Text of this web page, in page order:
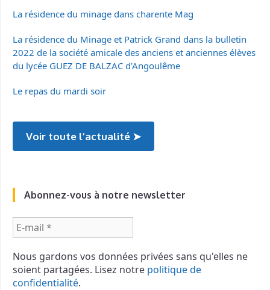
La résidence du minage dans charente Mag
La résidence du Minage et Patrick Grand dans la bulletin
2022 de la société amicale des anciens et anciennes élèves
du lycée GUEZ DE BALZAC d’Angoulême
Le repas du mardi soir
Voir toute l’actualité ➤
Abonnez-vous à notre newsletter
E-
mail
*Nous gardons vos données privées sans qu'elles ne
soient partagées. Lisez notre politique de
confidentialité.